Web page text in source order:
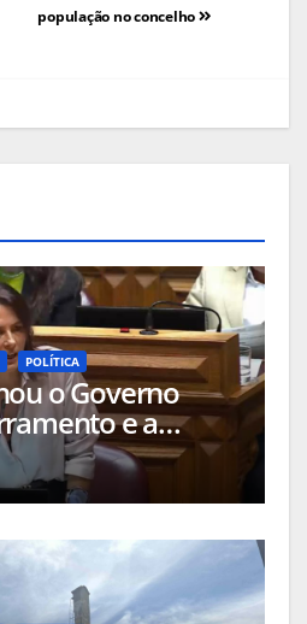
população no concelho
POLÍTICA
o Governo
e a
das salas de